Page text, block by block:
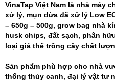
VinaTap Việt Nam là nhà máy
xử lý, mụn dừa đã xử lý Low
– 650g – 500g, grow bag nhà
husk chips, đất sạch, phân
loại giá thể trồng cây chất
Sản phẩm phù hợp cho nhà
thống thủy canh, đại lý vật tư